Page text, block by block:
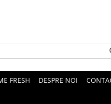
FRESH DESPRE NOI